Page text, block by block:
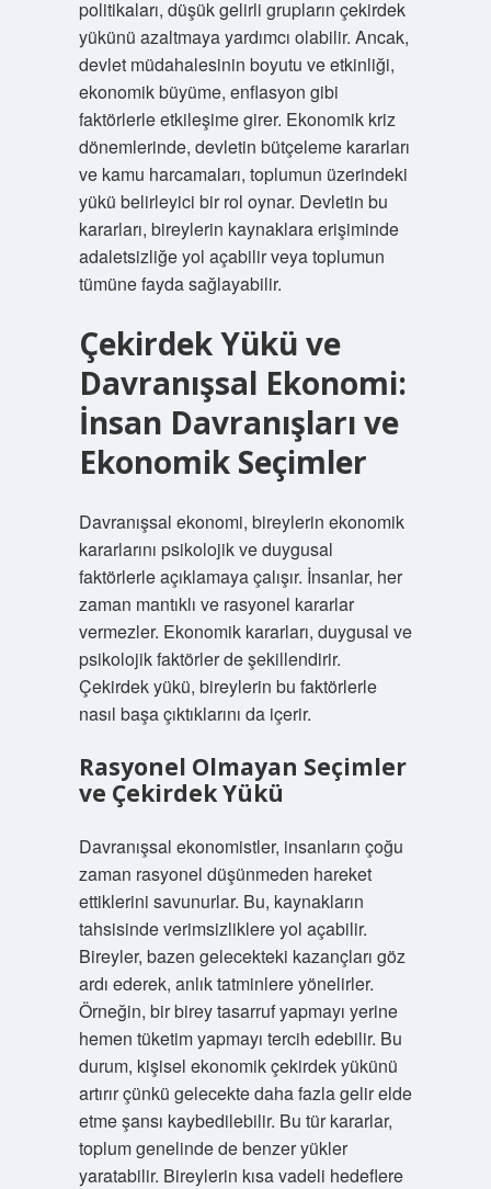
politikaları, düşük gelirli grupların çekirdek
yükünü azaltmaya yardımcı olabilir. Ancak,
devlet müdahalesinin boyutu ve etkinliği,
ekonomik büyüme, enflasyon gibi
faktörlerle etkileşime girer. Ekonomik kriz
dönemlerinde, devletin bütçeleme kararları
ve kamu harcamaları, toplumun üzerindeki
yükü belirleyici bir rol oynar. Devletin bu
kararları, bireylerin kaynaklara erişiminde
adaletsizliğe yol açabilir veya toplumun
tümüne fayda sağlayabilir.
Çekirdek Yükü ve
Davranışsal Ekonomi:
İnsan Davranışları ve
Ekonomik Seçimler
Davranışsal ekonomi, bireylerin ekonomik
kararlarını psikolojik ve duygusal
faktörlerle açıklamaya çalışır. İnsanlar, her
zaman mantıklı ve rasyonel kararlar
vermezler. Ekonomik kararları, duygusal ve
psikolojik faktörler de şekillendirir.
Çekirdek yükü, bireylerin bu faktörlerle
nasıl başa çıktıklarını da içerir.
Rasyonel Olmayan Seçimler
ve Çekirdek Yükü
Davranışsal ekonomistler, insanların çoğu
zaman rasyonel düşünmeden hareket
ettiklerini savunurlar. Bu, kaynakların
tahsisinde verimsizliklere yol açabilir.
Bireyler, bazen gelecekteki kazançları göz
ardı ederek, anlık tatminlere yönelirler.
Örneğin, bir birey tasarruf yapmayı yerine
hemen tüketim yapmayı tercih edebilir. Bu
durum, kişisel ekonomik çekirdek yükünü
artırır çünkü gelecekte daha fazla gelir elde
etme şansı kaybedilebilir. Bu tür kararlar,
toplum genelinde de benzer yükler
yaratabilir. Bireylerin kısa vadeli hedeflere